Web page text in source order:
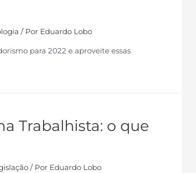
/ Por Eduardo Lobo
para 2022 e aproveite essas
Trabalhista: o que
/ Por Eduardo Lobo